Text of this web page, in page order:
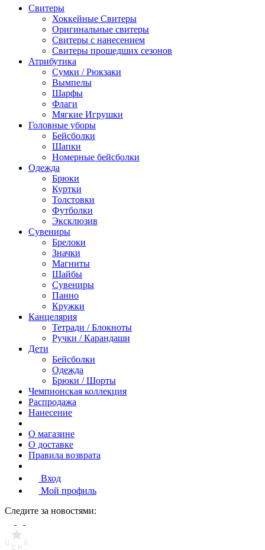
Свитеры
Хоккейные Свитеры
Оригинальные свитеры
Свитеры с нанесением
Свитеры прошедших сезонов
Атрибутика
Сумки / Рюкзаки
Вымпелы
Шарфы
Флаги
Мягкие Игрушки
Головные уборы
Бейсболки
Шапки
Номерные бейсболки
Одежда
Брюки
Куртки
Толстовки
Футболки
Эксклюзив
Сувениры
Брелоки
Значки
Магниты
Шайбы
Сувениры
Панно
Кружки
Канцелярия
Тетради / Блокноты
Ручки / Карандаши
Дети
Бейсболки
Одежда
Брюки / Шорты
Чемпионская коллекция
Распродажа
Нанесение
О магазине
О доставке
Правила возврата
Вход
Мой профиль
Cледите за новостями: